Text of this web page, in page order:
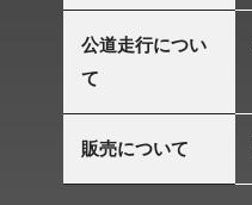
公道走行につい
て
販売について